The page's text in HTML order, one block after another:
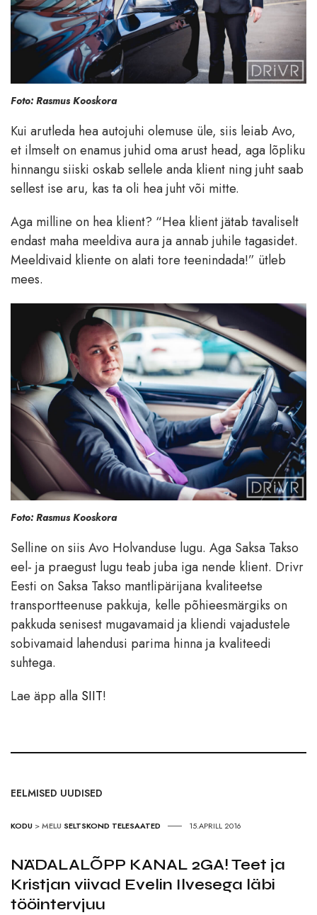
Foto: Rasmus Kooskora
Kui arutleda hea autojuhi olemuse üle, siis leiab Avo,
et ilmselt on enamus juhid oma arust head, aga lõpliku
hinnangu siiski oskab sellele anda klient ning juht saab
sellest ise aru, kas ta oli hea juht või mitte.
Aga milline on hea klient? “Hea klient jätab tavaliselt
endast maha meeldiva aura ja annab juhile tagasidet.
Meeldivaid kliente on alati tore teenindada!” ütleb
mees.
Foto: Rasmus Kooskora
Selline on siis Avo Holvanduse lugu. Aga Saksa Takso
eel- ja praegust lugu teab juba iga nende klient. Drivr
Eesti on Saksa Takso mantlipärijana kvaliteetse
transportteenuse pakkuja, kelle põhieesmärgiks on
pakkuda senisest mugavamaid ja kliendi vajadustele
sobivamaid lahendusi parima hinna ja kvaliteedi
suhtega.
Lae äpp alla SIIT!
EELMISED UUDISED
KODU >MELU SELTSKOND TELESAATED 15.APRILL 2016
NÄDALALÕPP KANAL 2GA! Teet ja
Kristjan viivad Evelin Ilvesega läbi
tööintervjuu